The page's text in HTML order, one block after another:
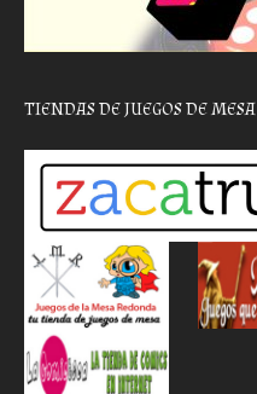
TIENDAS DE JUEGOS DE MESA